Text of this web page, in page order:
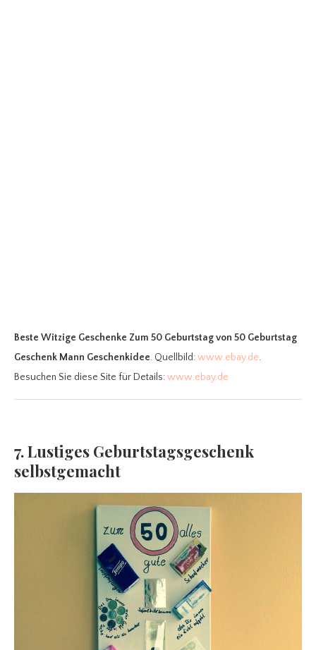
Beste Witzige Geschenke Zum 50 Geburtstagvon 50 Geburtstag
Geschenk Mann Geschenkidee. Quellbild:www.ebay.de.
Besuchen Sie diese Site für Details:www.ebay.de
7. Lustiges Geburtstagsgeschenk
selbstgemacht